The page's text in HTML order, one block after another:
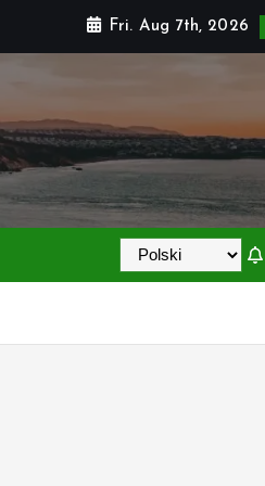
Fri. Aug 7th, 2026